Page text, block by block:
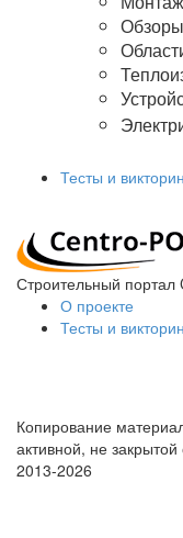
Тесты и
Строительный портал
О проекте
Тесты и
Копирование
активной, не
2013-2026